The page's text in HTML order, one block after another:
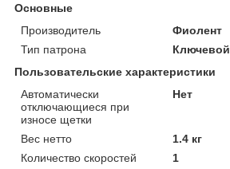
Основные
Производитель
Фиолент
Тип патрона
Ключевой
Пользовательские характеристики
Автоматически
отключающиеся при
износе щетки
Нет
Вес нетто
1.4 кг
Количество скоростей
1